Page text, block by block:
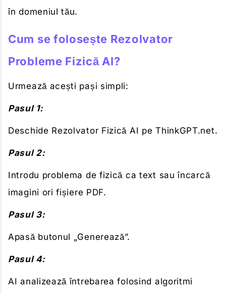
în domeniul tău.
Cum se folosește Rezolvator
Probleme Fizică AI?
Urmează acești pași simpli:
Pasul 1:
Deschide Rezolvator Fizică AI pe ThinkGPT.net.
Pasul 2:
Introdu problema de fizică ca text sau încarcă
imagini ori fișiere PDF.
Pasul 3:
Apasă butonul „Generează”.
Pasul 4:
AI analizează întrebarea folosind algoritmi